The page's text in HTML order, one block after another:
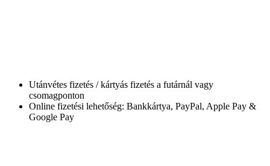
Utánvétes fizetés / kártyás fizetés a futárnál vagy
csomagponton
Online fizetési lehetőség: Bankkártya, PayPal, Apple Pay &
Google Pay